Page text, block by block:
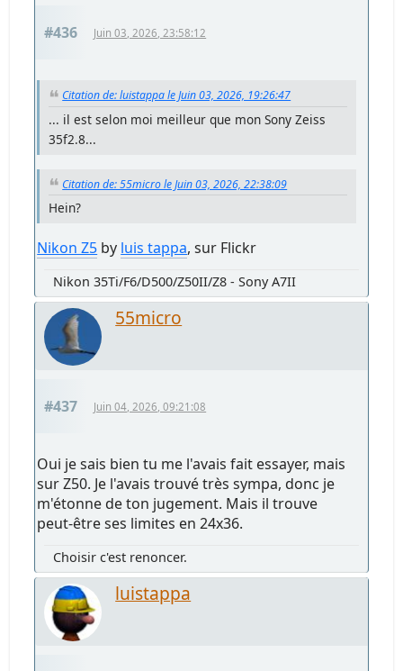
#436 Juin 03, 2026, 23:58:12
Citation de: luistappa le Juin 03, 2026, 19:26:47
... il est selon moi meilleur que mon Sony Zeiss
35f2.8...
Citation de: 55micro le Juin 03, 2026, 22:38:09
Hein?
Nikon Z5 by luis tappa, sur Flickr
Nikon 35Ti/F6/D500/Z50II/Z8 - Sony A7II
55micro
#437 Juin 04, 2026, 09:21:08
Oui je sais bien tu me l'avais fait essayer, mais
sur Z50. Je l'avais trouvé très sympa, donc je
m'étonne de ton jugement. Mais il trouve
peut-être ses limites en 24x36.
Choisir c'est renoncer.
luistappa